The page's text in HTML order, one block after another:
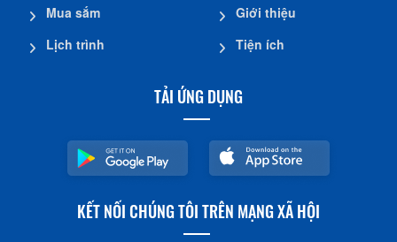
Mua sắm
Lịch trình
Giới thiệu
Tiện ích
TẢI ỨNG DỤNG
KẾT NỐI CHÚNG TÔI TRÊN MẠNG XÃ HỘI